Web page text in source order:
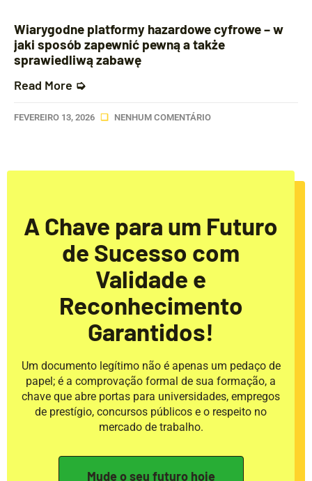
Wiarygodne platformy hazardowe cyfrowe – w
jaki sposób zapewnić pewną a także
sprawiedliwą zabawę
Read More ➭
FEVEREIRO 13, 2026 NENHUM COMENTÁRIO
A Chave para um Futuro
de Sucesso com
Validade e
Reconhecimento
Garantidos!
Um documento legítimo não é apenas um pedaço de
papel; é a comprovação formal de sua formação, a
chave que abre portas para universidades, empregos
de prestígio, concursos públicos e o respeito no
mercado de trabalho.
Mude o seu futuro hoje